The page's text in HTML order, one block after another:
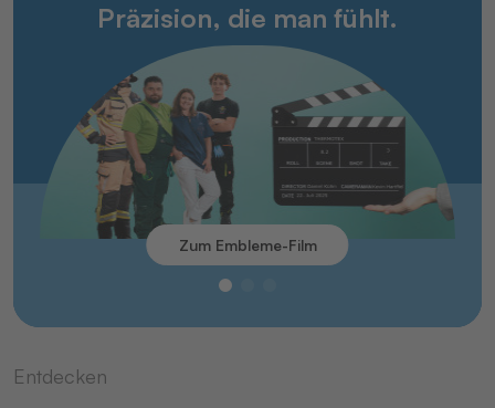
Präzision, die man fühlt.
Zum Embleme-Film
Entdecken